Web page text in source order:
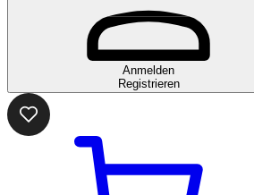
Anmelden
Registrieren